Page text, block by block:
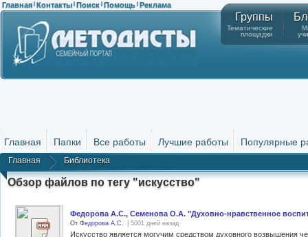
Главная | Контакты | Поиск | Помощь | Реклама
Группы
Тематические
площадки
Главная Папки Все работы Лучшие работы Популярные
Главная Библиотека
Обзор файлов по тегу "искусство"
Федорова А.С., Семенова О.А. "Духовно-нравственное
От Федорова А.С. | 5001 дней назад